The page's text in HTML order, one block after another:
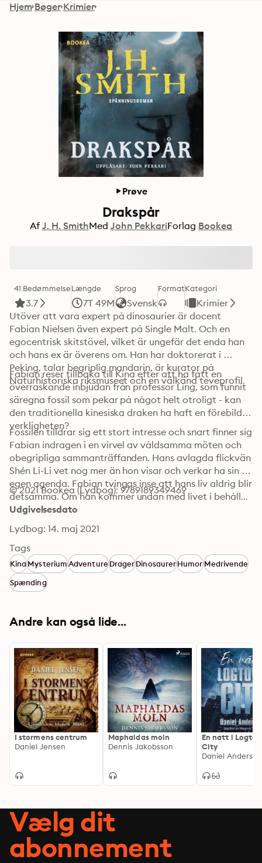
Hjem Bøger Krimier
Prøve
Drakspår
Af J. H. SmithMed John PekkariForlag Bookea
41 Bedømmelse
3.7
Længde
7T 49M
Sprog
Svensk
FormatKategori
Krimier
Utöver att vara expert på dinosaurier är docent
Fabian Nielsen även expert på Single Malt. Och en
egocentrisk skitstövel, vilket är ungefär det enda han
och hans ex är överens om. Han har doktorerat i
Peking, talar begriplig mandarin, är kurator på
Naturhistoriska riksmuseet och en välkänd teveprofil.
Fabian reser tillbaka till Kina efter att ha fått en
överraskande inbjudan från professor Ling, som funnit
säregna fossil som pekar på något helt otroligt - kan
den traditionella kinesiska draken ha haft en förebild i
verkligheten?
Fossilen tilldrar sig ett stort intresse och snart finner sig
Fabian indragen i en virvel av våldsamma möten och
obegripliga sammanträffanden. Hans avlagda flickvän
Shén Li-Li vet nog mer än hon visar och verkar ha sin
egen agenda. Fabian tvingas inse att hans liv aldrig blir
detsamma. Om han kommer undan med livet i behåll...
© 2021 Bookea (Lydbog): 9789189349469
Udgivelsesdato
Lydbog: 14. maj 2021
Tags
KinaMysteriumAdventureDragerDinosaurerHumorMedrivende
Spænding
Andre kan også lide...
I stormens centrum
Daniel Jensen
Maphaldas moln
Dennis Jakobsson
En natt i
City
Daniel
Vælg dit
abonnement